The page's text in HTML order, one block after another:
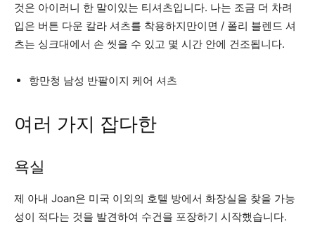
것은 아이러니 한 말이있는 티셔츠입니다. 나는 조금 더 차려
입은 버튼 다운 칼라 셔츠를 착용하지만이면 / 폴리 블렌드 셔
츠는 싱크대에서 손 씻을 수 있고 몇 시간 안에 건조됩니다.
항만청 남성 반팔이지 케어 셔츠
여러 가지 잡다한
욕실
제 아내 Joan은 미국 이외의 호텔 방에서 화장실을 찾을 가능
성이 적다는 것을 발견하여 수건을 포장하기 시작했습니다.